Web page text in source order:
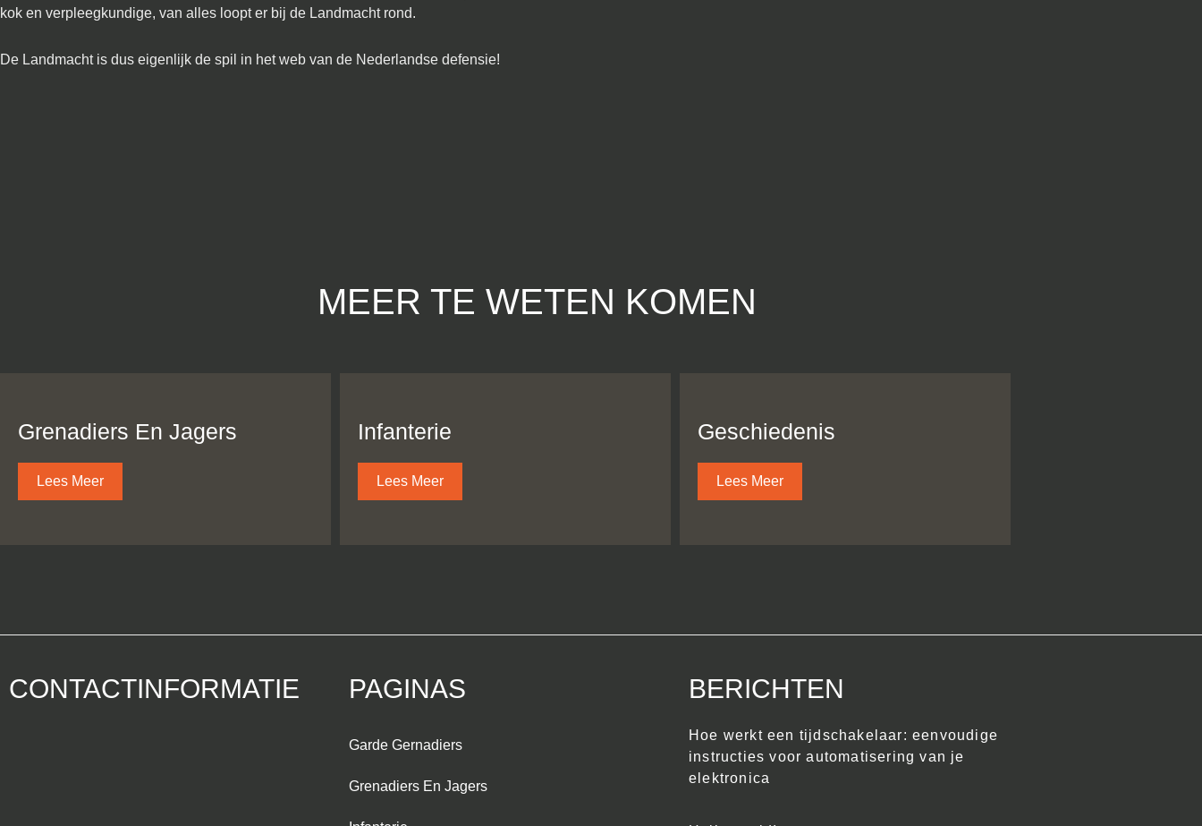
kok en verpleegkundige, van alles loopt er bij de Landmacht rond.
De Landmacht is dus eigenlijk de spil in het web van de Nederlandse defensie!
MEER TE WETEN KOMEN
Grenadiers En Jagers
Lees Meer
Infanterie
Lees Meer
Geschiedenis
Lees Meer
CONTACTINFORMATIE PAGINAS
Garde Gernadiers
Grenadiers En Jagers
BERICHTEN
Hoe werkt een tijdschakelaar: eenvoudige
instructies voor automatisering van je
elektronica